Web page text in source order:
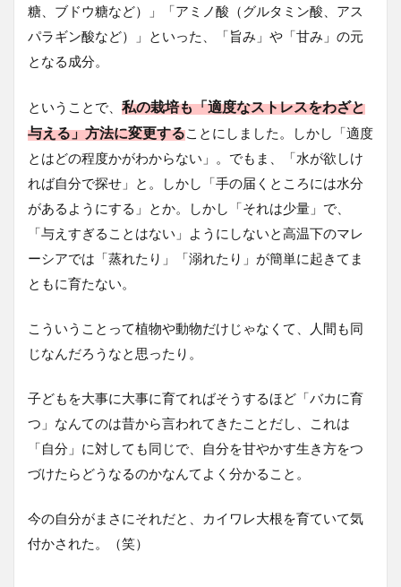
糖、ブドウ糖など）」「アミノ酸（グルタミン酸、アス
パラギン酸など）」といった、「旨み」や「甘み」の元
となる成分。
ということで、 私の栽培も「適度なストレスをわざと
与える」方法に変更することにしました。しかし「適度
とはどの程度かがわからない」。でもま、「水が欲しけ
れば自分で探せ」と。しかし「手の届くところには水分
があるようにする」とか。しかし「それは少量」で、
「与えすぎることはない」ようにしないと高温下のマレ
ーシアでは「蒸れたり」「溺れたり」が簡単に起きてま
ともに育たない。
こういうことって植物や動物だけじゃなくて、人間も同
じなんだろうなと思ったり。
子どもを大事に大事に育てればそうするほど「バカに育
つ」なんてのは昔から言われてきたことだし、これは
「自分」に対しても同じで、自分を甘やかす生き方をつ
づけたらどうなるのかなんてよく分かること。
今の自分がまさにそれだと、カイワレ大根を育ていて気
付かされた。（笑）